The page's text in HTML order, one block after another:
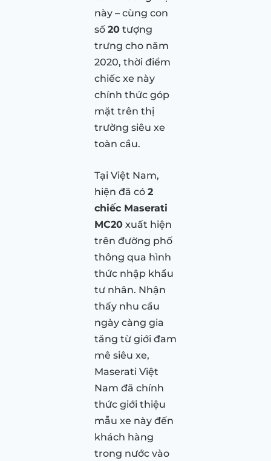
này – cùng con
số 20 tượng
trưng cho năm
2020, thời điểm
chiếc xe này
chính thức góp
mặt trên thị
trường siêu xe
toàn cầu.
Tại Việt Nam,
hiện đã có 2
chiếc Maserati
MC20 xuất hiện
trên đường phố
thông qua hình
thức nhập khẩu
tư nhân. Nhận
thấy nhu cầu
ngày càng gia
tăng từ giới đam
mê siêu xe,
Maserati Việt
Nam đã chính
thức giới thiệu
mẫu xe này đến
khách hàng
trong nước vào